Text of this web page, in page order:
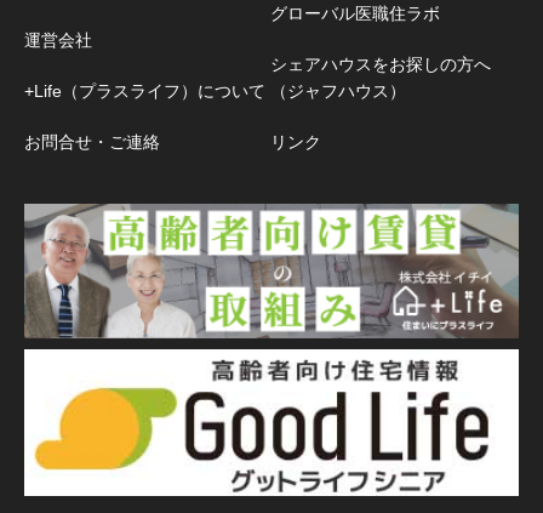
運営会社
+Life（プラスライフ）について
お問合せ・ご連絡
グローバル医職住ラボ
シェアハウスをお探しの方へ
（ジャフハウス）
リンク